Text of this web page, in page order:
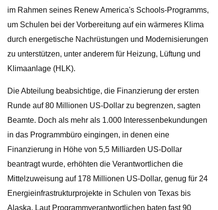
im Rahmen seines Renew America's Schools-Programms,
um Schulen bei der Vorbereitung auf ein wärmeres Klima
durch energetische Nachrüstungen und Modernisierungen
zu unterstützen, unter anderem für Heizung, Lüftung und
Klimaanlage (HLK).
Die Abteilung beabsichtige, die Finanzierung der ersten
Runde auf 80 Millionen US-Dollar zu begrenzen, sagten
Beamte. Doch als mehr als 1.000 Interessenbekundungen
in das Programmbüro eingingen, in denen eine
Finanzierung in Höhe von 5,5 Milliarden US-Dollar
beantragt wurde, erhöhten die Verantwortlichen die
Mittelzuweisung auf 178 Millionen US-Dollar, genug für 24
Energieinfrastrukturprojekte in Schulen von Texas bis
Alaska. Laut Programmverantwortlichen baten fast 90